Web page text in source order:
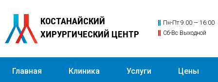
КОСТАНАЙСКИЙ
ХИРУРГИЧЕСКИЙ ЦЕНТР
Пн-Пт 9:00 — 16:00
Сб-Вс Выходной
Главная Клиника Услуги Цены